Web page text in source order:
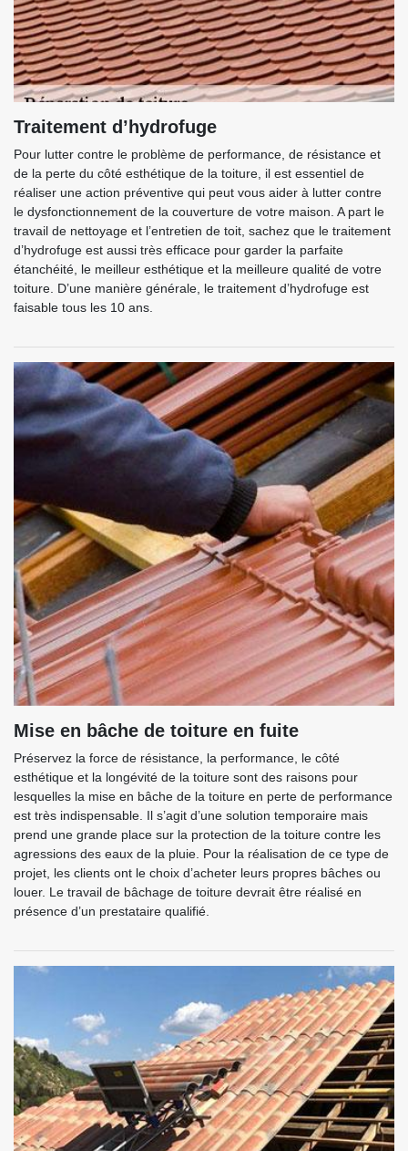
Traitement d’hydrofuge
Pour lutter contre le problème de performance, de résistance et
de la perte du côté esthétique de la toiture, il est essentiel de
réaliser une action préventive qui peut vous aider à lutter contre
le dysfonctionnement de la couverture de votre maison. A part le
travail de nettoyage et l’entretien de toit, sachez que le traitement
d’hydrofuge est aussi très efficace pour garder la parfaite
étanchéité, le meilleur esthétique et la meilleure qualité de votre
toiture. D’une manière générale, le traitement d’hydrofuge est
faisable tous les 10 ans.
Mise en bâche de toiture en fuite
Préservez la force de résistance, la performance, le côté
esthétique et la longévité de la toiture sont des raisons pour
lesquelles la mise en bâche de la toiture en perte de performance
est très indispensable. Il s’agit d’une solution temporaire mais
prend une grande place sur la protection de la toiture contre les
agressions des eaux de la pluie. Pour la réalisation de ce type de
projet, les clients ont le choix d’acheter leurs propres bâches ou
louer. Le travail de bâchage de toiture devrait être réalisé en
présence d’un prestataire qualifié.